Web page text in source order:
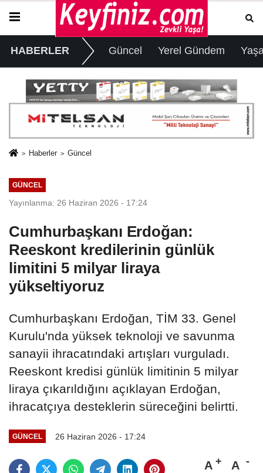
HABERLER Güncel Yerel Gündem
Haberler Güncel
GÜNCEL
Yayınlanma: 26 Haziran 2026 - 17:24
Cumhurbaşkanı Erdoğan:
Reeskont kredilerinin günlük
limitini 5 milyar liraya
yükseltiyoruz
Cumhurbaşkanı Erdoğan, TİM 33. Genel
Kurulu'nda yüksek teknoloji ve savunma
sanayii ihracatındaki artışları vurguladı.
Reeskont kredisi günlük limitinin 5 milyar
liraya çıkarıldığını açıklayan Erdoğan,
ihracatçıya desteklerin süreceğini belirtti.
GÜNCEL 26 Haziran 2026 - 17:24
A A